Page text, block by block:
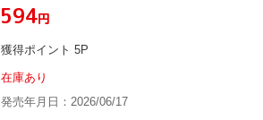
¥594円
獲得ポイント 5P
在庫あり
発売年月日：2026/06/17